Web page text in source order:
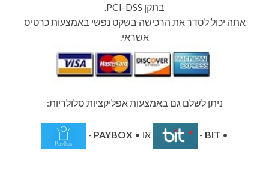
בתקן PCI-DSS.
אתה יכול לסדר את הרכישה בשקט נפשי באמצעות כרטיס
אשראי.
ניתן לשלם גם באמצעות אפליקציות סלולריות:
•
BIT
- או •PAYBOX
-